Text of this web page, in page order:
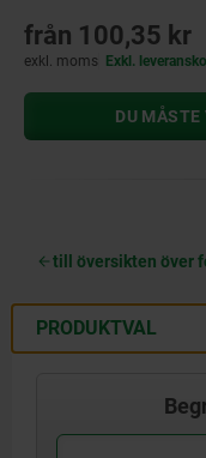
från 100,35 kr
exkl. moms Exkl.
DU MÅSTE
till översikten över
PRODUKTVAL